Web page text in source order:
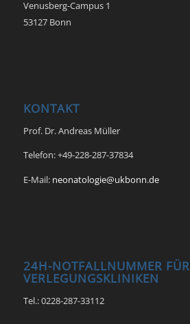
Venusberg-Campus 1
53127 Bonn
KONTAKT
Prof. Dr. Andreas Müller
Telefon: +49-228-287-37834
E-Mail: neonatologie@ukbonn.de
24H-NOTFALLNUMMER FÜR
VERLEGUNGSKLINIKEN
Tel.: 0228-287-33112